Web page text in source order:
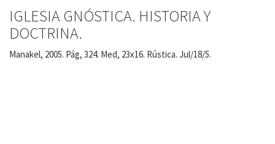
IGLESIA GNÓSTICA. HISTORIA Y
DOCTRINA.
Manakel, 2005. Pág, 324. Med, 23x16. Rústica. Jul/18/5.